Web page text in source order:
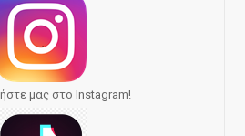
μας στο Instagram!